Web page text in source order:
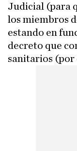
Judicial (para
los miembros
estando en
decreto que
sanitarios (por